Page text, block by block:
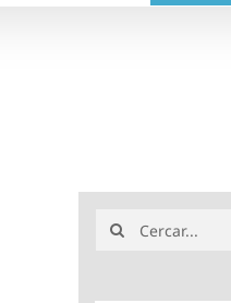
Search
for: